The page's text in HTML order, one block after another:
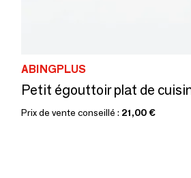
ABINGPLUS
Prix de vente conseillé : 21,00 €